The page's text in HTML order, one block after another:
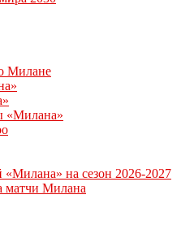
Милане
«Милана»
«Милана» на сезон 2026-2027
матчи Милана